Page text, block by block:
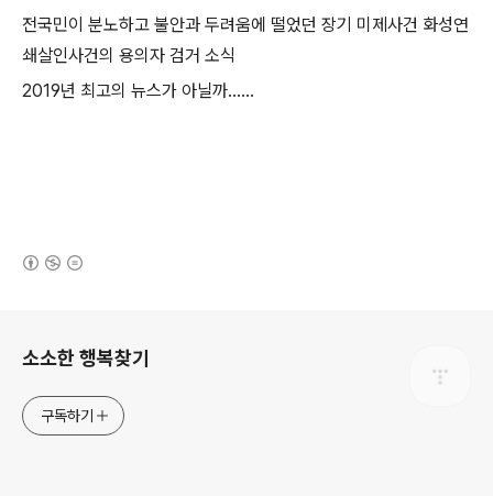
전국민이 분노하고 불안과 두려움에 떨었던 장기 미제사건 화성연
쇄살인사건의 용의자 검거 소식
2019년 최고의 뉴스가 아닐까......
소소한 행복찾기
구독하기